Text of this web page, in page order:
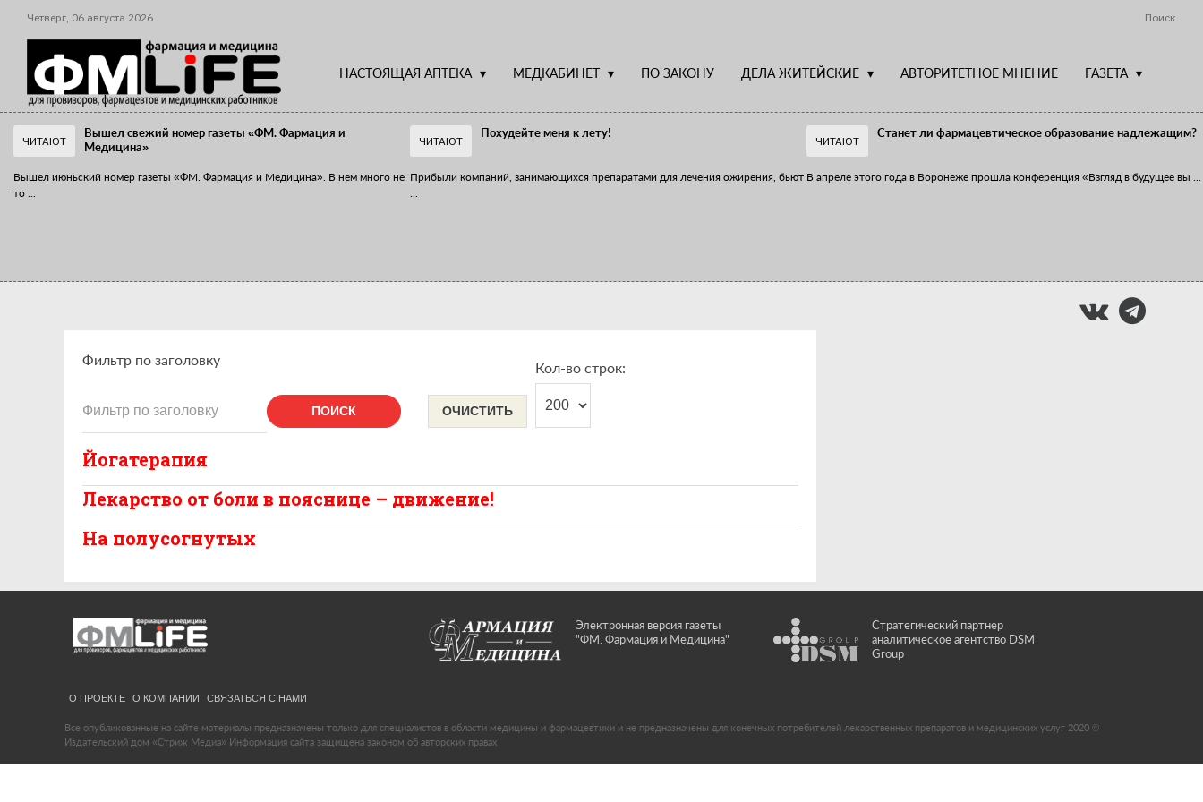
Четверг, 06 августа 2026 Поиск
НАСТОЯЩАЯ АПТЕКА МЕДКАБИНЕТ ПО ЗАКОНУ ДЕЛА ЖИТЕЙСКИЕ АВТОРИТЕТНОЕ МНЕНИЕ ГАЗЕТА
ЧИТАЮТ
Вышел свежий номер газеты «ФМ. Фармация и
Медицина»
Вышел июньский номер газеты «ФМ. Фармация и Медицина». В нем много не
то
ЧИТАЮТ
Похудейте меня к лету!
Прибыли компаний, занимающихся препаратами для лечения ожирения, бьют
ЧИТАЮТ
Станет ли фармацевтическое образование надлежащим?
В апреле этого года в Воронеже прошла конференция «Взгляд в будущее вы
Фильтр по заголовку
ПОИСК ОЧИСТИТЬ
Кол-во строк:
Йогатерапия
Лекарство от боли в пояснице – движение!
На полусогнутых
Электронная версия газеты
"ФМ. Фармация и Медицина"
Стратегический партнер
аналитическое агентство DSM
Group
О ПРОЕКТЕ О КОМПАНИИ СВЯЗАТЬСЯ С НАМИ
Все опубликованные на сайте материалы предназначены только для специалистов в области медицины и фармацевтики и не предназначены для конечных потребителей лекарственных препаратов и медицинских услуг 2020 ©
Издательский дом «Стриж Медиа» Информация сайта защищена законом об авторских правах